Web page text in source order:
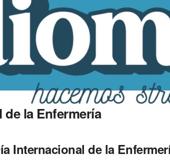
de la Enfermería
Internacional de la